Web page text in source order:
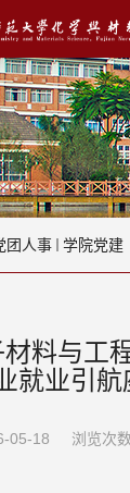
团人事 学院党建
料与工
就业引航
05-18 浏览次数